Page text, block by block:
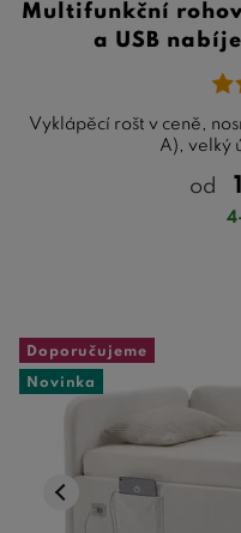
Multifunkční
a USB
Vyklápěcí rošt v ceně,
A), velký
od
Doporučujeme
Novinka